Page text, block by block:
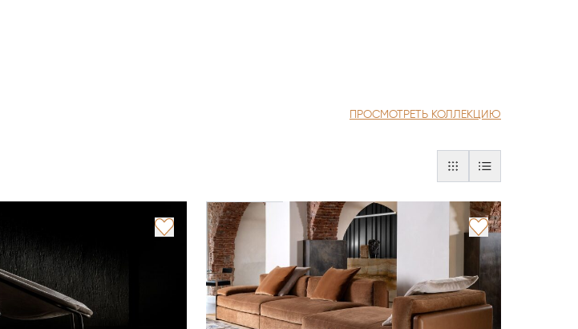
ПРОСМОТРЕТЬ КОЛЛЕКЦИЮ